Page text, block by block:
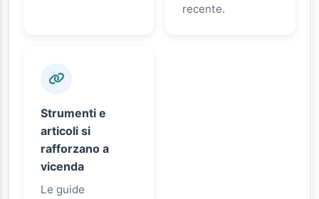
recente.
Strumenti e
articoli si
rafforzano a
vicenda
Le guide